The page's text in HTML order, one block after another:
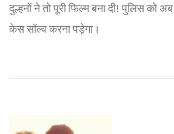
दुल्हनों ने तो पूरी फिल्म बना दी! पुलिस को
केस सॉल्व करना पड़ेगा।